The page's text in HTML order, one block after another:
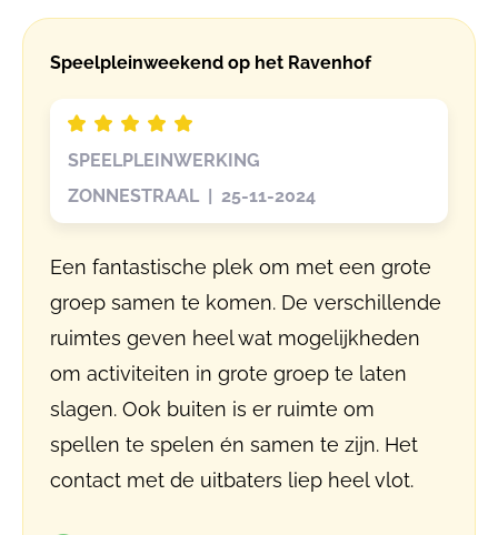
Speelpleinweekend op het Ravenhof
SPEELPLEINWERKING
ZONNESTRAAL | 25-11-2024
Een fantastische plek om met een grote
groep samen te komen. De verschillende
ruimtes geven heel wat mogelijkheden
om activiteiten in grote groep te laten
slagen. Ook buiten is er ruimte om
spellen te spelen én samen te zijn. Het
contact met de uitbaters liep heel vlot.